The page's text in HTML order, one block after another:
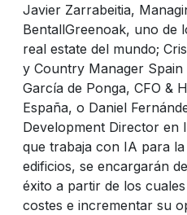
Javier Zarrabeitia,
BentallGreenoak, uno de
real estate del mundo;
y Country Manager
García de Ponga, CFO &
España, o Daniel
Development Director en
que trabaja con IA para
edificios, se encargarán
éxito a partir de los
costes e incrementar su